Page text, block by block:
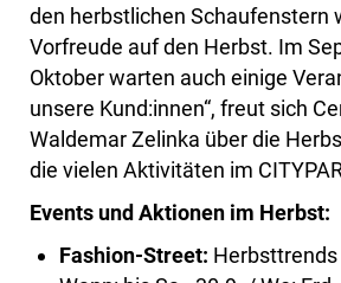
den herbstlichen Schaufenstern
Vorfreude auf den Herbst. Im
Oktober warten auch einige
unsere Kund:innen“, freut sich
Waldemar Zelinka über die
die vielen Aktivitäten im
Events und Aktionen im Herbst:
Fashion-Street: